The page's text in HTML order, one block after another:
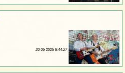
20 06 2026 8:44:27